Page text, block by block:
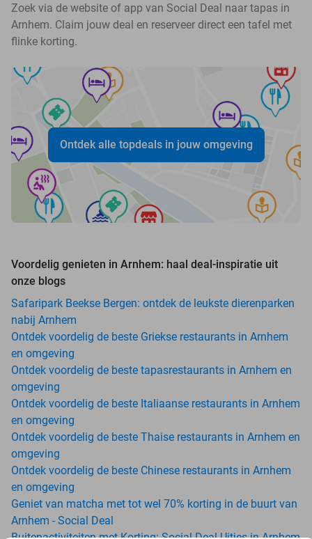
Zoek via de website of app van Social Deal naar tapas in
Arnhem. Claim jouw deal en reserveer direct een tafel met
flinke korting.
Ontdek alle topdeals in jouw omgeving
Voordelig genieten in Arnhem: haal deal-inspiratie uit
onze blogs
Safaripark Beekse Bergen: ontdek de leukste dierenparken
nabij Arnhem
Ontdek voordelig de beste Griekse restaurants in Arnhem
en omgeving
Ontdek voordelig de beste tapasrestaurants in Arnhem en
omgeving
Ontdek voordelig de beste Italiaanse restaurants in Arnhem
en omgeving
Ontdek voordelig de beste Thaise restaurants in Arnhem en
omgeving
Ontdek voordelig de beste Chinese restaurants in Arnhem
en omgeving
Geniet van matcha met tot wel 70% korting in de buurt van
Arnhem - Social Deal